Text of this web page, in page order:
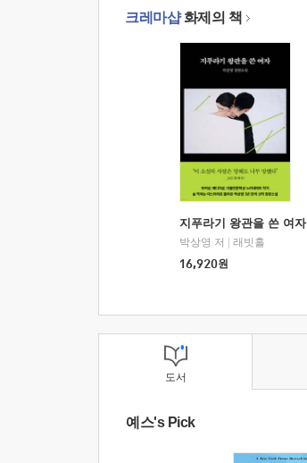
크레마샵화제의 책
지푸라기 왕관을 쓴 여자
박상영 저
래빗홀
16,920원
도서
예스's Pick